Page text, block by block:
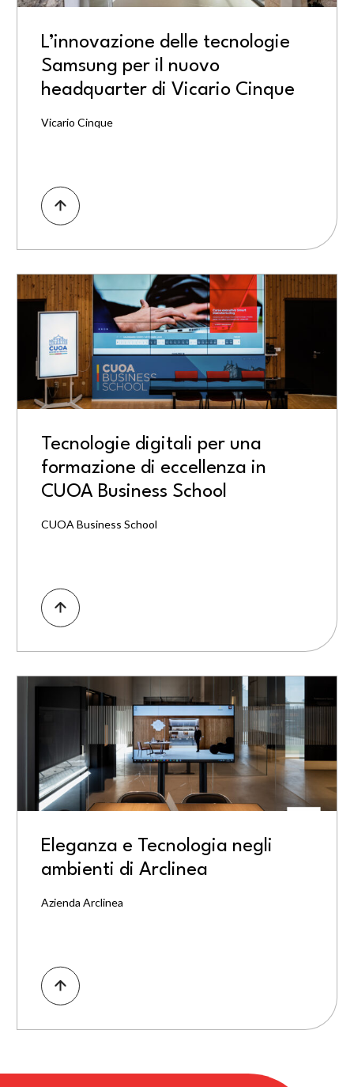
L’innovazione delle tecnologie
Samsung per il nuovo
headquarter di Vicario Cinque
Vicario Cinque
Tecnologie digitali per una
formazione di eccellenza in
CUOA Business School
CUOA Business School
Eleganza e Tecnologia negli
ambienti di Arclinea
Azienda Arclinea